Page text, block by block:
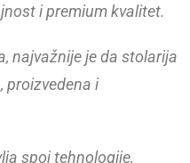
i premium kvalitet.
najvažnije je da stolarija
proizvedena i
spoj tehnologije,